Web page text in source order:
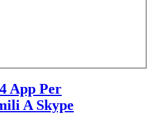
App Per
A Skype